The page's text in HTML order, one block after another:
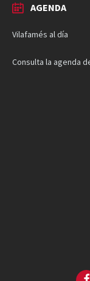
AGENDA
Vilafamés al día
Consulta la agenda